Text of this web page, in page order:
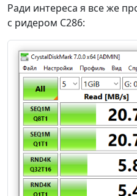
Ради интереса я все же
с ридером C286: